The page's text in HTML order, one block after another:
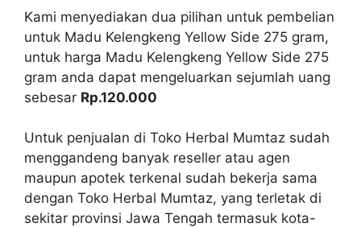
Kami menyediakan dua pilihan untuk pembelian
untuk Madu Kelengkeng Yellow Side 275 gram,
untuk harga Madu Kelengkeng Yellow Side 275
gram anda dapat mengeluarkan sejumlah uang
sebesar Rp.120.000
Untuk penjualan di Toko Herbal Mumtaz sudah
menggandeng banyak reseller atau agen
maupun apotek terkenal sudah bekerja sama
dengan Toko Herbal Mumtaz, yang terletak di
sekitar provinsi Jawa Tengah termasuk kota-